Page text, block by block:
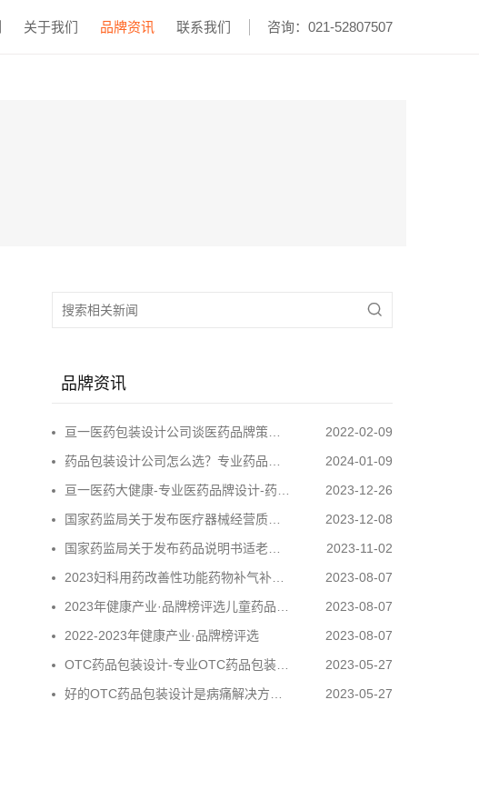
咨询：021-52807507
关于我们 品牌资讯 联系我们

品牌资讯
2022-02-09
亘一医药包装设计公司谈医药品牌策划设计
2024-01-09
药品包装设计公司怎么选？专业药品包装设计公司选亘一
2023-12-26
亘一医药大健康-专业医药品牌设计-药品包装设计-医药包装设计公司关注《保健食品标志规范标注指南》
2023-12-08
国家药监局关于发布医疗器械经营质量管理规范的公告（2023年第153号）
2023-11-02
国家药监局关于发布药品说明书适老化及无障碍改革试点工作方案的公告
2023-08-07
2023妇科用药改善性功能药物补气补血药补肾壮阳药滋阴助阳药口服避孕用药入选品牌名单
2023-08-07
2023年健康产业·品牌榜评选儿童药品品牌
2023-08-07
2022-2023年健康产业·品牌榜评选
2023-05-27
​OTC药品包装设计-专业OTC药品包装设计公司-亘一OTC药品包装设计公司观点
2023-05-27
好的OTC药品包装设计是病痛解决方案的呈现载体